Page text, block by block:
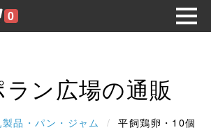
ラン広場の通販
0
品・パン・ジャム 平飼鶏卵・10個